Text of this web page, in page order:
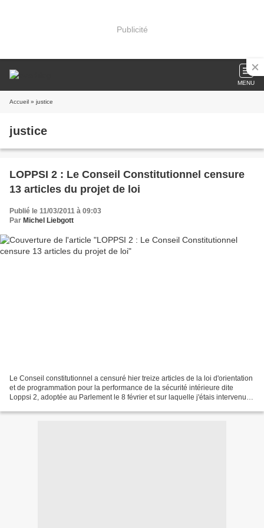
Publicité
MENU
Accueil » justice
justice
LOPPSI 2 : Le Conseil Constitutionnel censure
13 articles du projet de loi
Publié le 11/03/2011 à 09:03
Par Michel Liebgott
Le Conseil constitutionnel a censuré hier treize articles de la loi d'orientation
et de programmation pour la performance de la sécurité intérieure dite
Loppsi 2, adoptée au Parlement le 8 février et sur laquelle j'étais intervenu